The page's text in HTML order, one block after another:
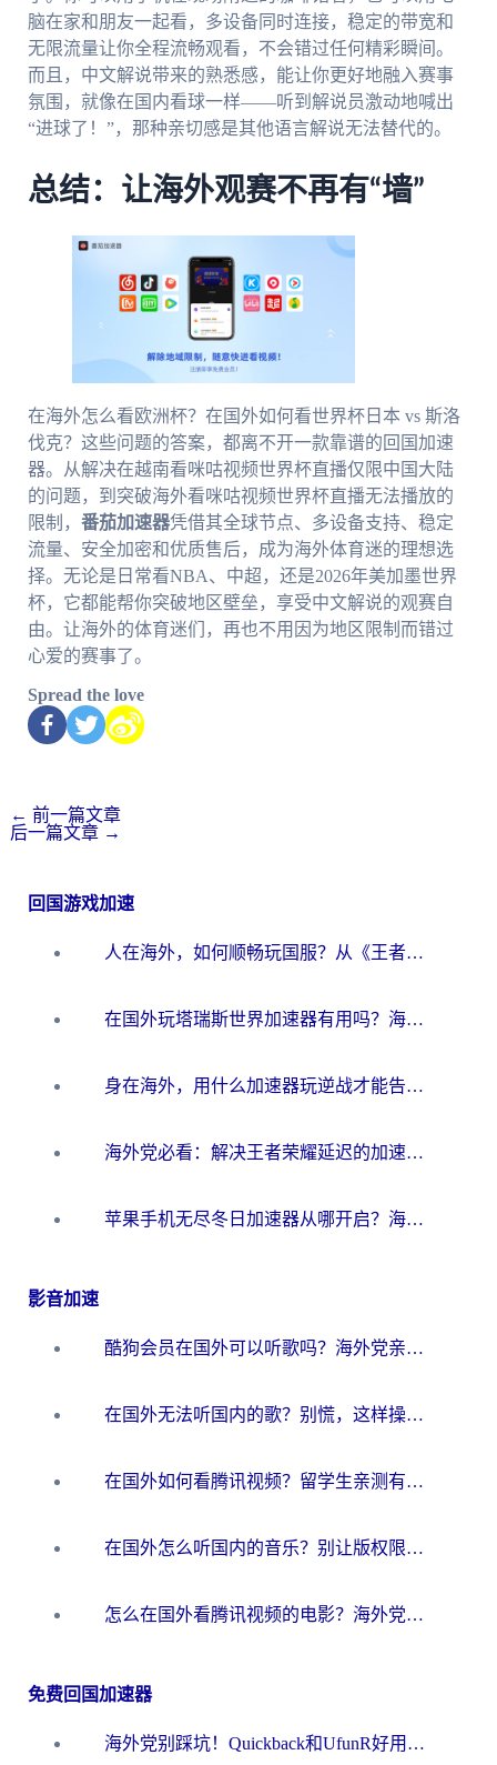
脑在家和朋友一起看，多设备同时连接，稳定的带宽和
无限流量让你全程流畅观看，不会错过任何精彩瞬间。
而且，中文解说带来的熟悉感，能让你更好地融入赛事
氛围，就像在国内看球一样——听到解说员激动地喊出
“进球了！”，那种亲切感是其他语言解说无法替代的。
总结：让海外观赛不再有“墙”
在海外怎么看欧洲杯？在国外如何看世界杯日本 vs 斯洛
伐克？这些问题的答案，都离不开一款靠谱的回国加速
器。从解决在越南看咪咕视频世界杯直播仅限中国大陆
的问题，到突破海外看咪咕视频世界杯直播无法播放的
限制， 番茄加速器凭借其全球节点、多设备支持、稳定
流量、安全加密和优质售后，成为海外体育迷的理想选
择。无论是日常看NBA、中超，还是2026年美加墨世界
杯，它都能帮你突破地区壁垒，享受中文解说的观赛自
由。让海外的体育迷们，再也不用因为地区限制而错过
心爱的赛事了。
Spread the love
← 前一篇文章
后一篇文章 →
回国游戏加速
人在海外，如何顺畅玩国服？从《王者荣耀》到《云图计划》的加速器终极指南
在国外玩塔瑞斯世界加速器有用吗？海外玩家亲测后的真实答案
身在海外，用什么加速器玩逆战才能告别延迟？
海外党必看：解决王者荣耀延迟的加速器终极指南——从EVE到猫和老鼠，一个工具全搞定
苹果手机无尽冬日加速器从哪开启？海外玩家的冬日生存指南
影音加速
酷狗会员在国外可以听歌吗？海外党亲测有效：3步解决音乐权限难题
在国外无法听国内的歌？别慌，这样操作就能畅听QQ音乐（附亲测加速器推荐）
在国外如何看腾讯视频？留学生亲测有效的回国加速方案
在国外怎么听国内的音乐？别让版权限制断了你的华语歌单
怎么在国外看腾讯视频的电影？海外党亲测有效的回国加速指南
免费回国加速器
海外党别踩坑！Quickback和UfunR好用吗？选对回国加速器才能无缝刷国内资源